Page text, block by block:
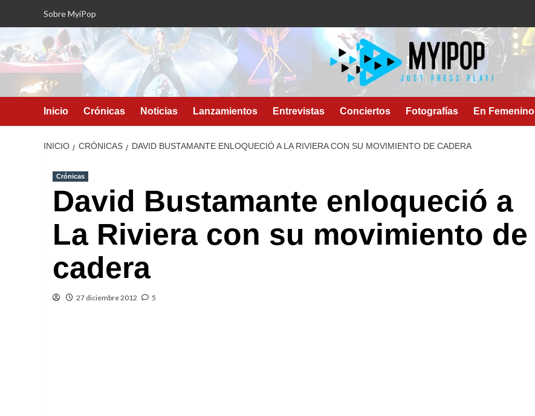
Sobre MyiPop
Inicio Crónicas Noticias Lanzamientos Entrevistas Conciertos Fotografías En Femenino
INICIO CRÓNICAS DAVID BUSTAMANTE ENLOQUECIÓ A LA RIVIERA CON SU MOVIMIENTO DE CADERA
Crónicas
David Bustamante enloqueció a
La Riviera con su movimiento de
cadera
27 diciembre 2012 5